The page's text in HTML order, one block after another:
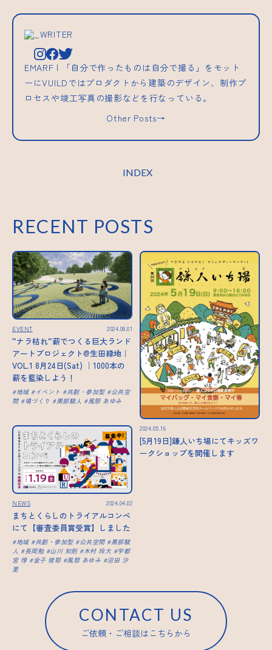
_WRITER
EMARF | 「自分で作ったものは自分で撮る」をモット
ーにVUILDではプロダクトから建築のデザイン、制作プ
ロセスや竣工写真の撮影などを行なっている。
Other Posts→
INDEX
RECENT POSTS
EVENT 2024.08.01
”ナラ枯れ”薪でつくる巨大ランド
アートプロジェクト@生田緑地｜
VOL.1 8月24日(Sat) ｜1000本の
薪を藍染しよう！
地域 イベント 共創・参加型
公共空
間
場づくり 黒部駿人 風祭 あゆみ
2024.05.16
[5月19日]鎌人いち場にてキッズワ
ークショップを開催します
NEWS 2024.04.02
まちとくらしのトライアルコンペ
にて【審査委員賞受賞】しました
地域 共創・参加型 公共空間
黒部駿
人
長岡勉 山川 知則 木村 玲大
宇都
宮 惇
金子 俊耶 風祭 あゆみ
沼田 汐
里
CONTACT US
ご依頼・ご相談はこちらから